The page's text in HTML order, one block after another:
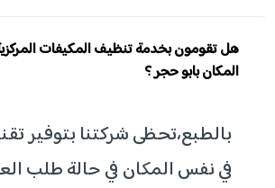
هل تقومون بخدمة تنظيف المكيفات
المكان بابو حجر ؟
بالطبع،تحظى شركتنا بتوفير
في نفس المكان في حالة طلب